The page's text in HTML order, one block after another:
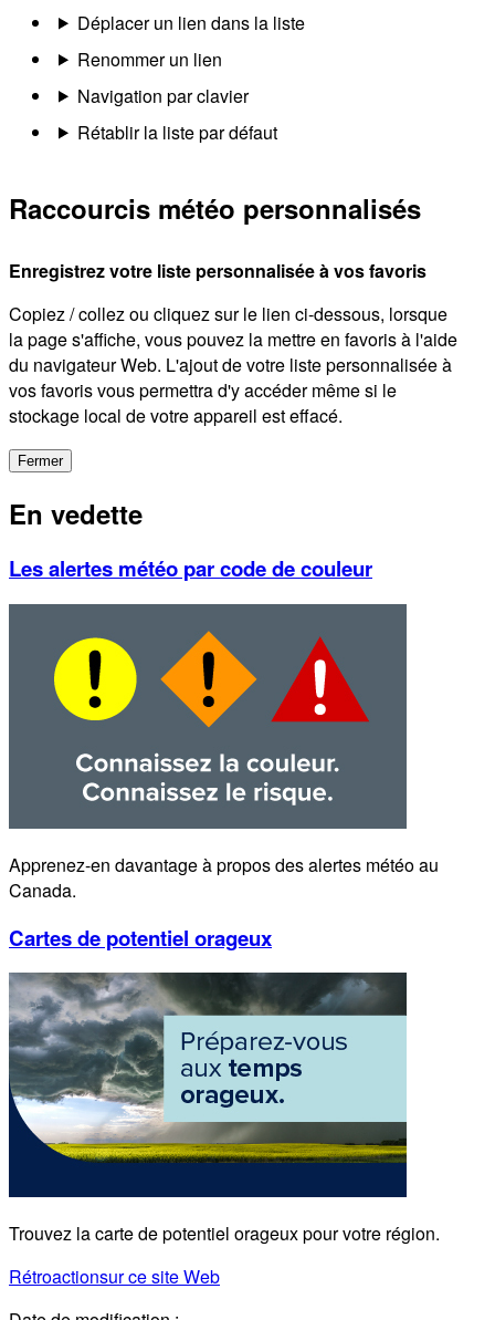
Déplacer un lien dans la liste
Renommer un lien
Navigation par clavier
Rétablir la liste par défaut
Raccourcis météo personnalisés
Enregistrez votre liste personnalisée à vos favoris
Copiez / collez ou cliquez sur le lien ci-dessous, lorsque
la page s'affiche, vous pouvez la mettre en favoris à l'aide
du navigateur Web. L'ajout de votre liste personnalisée à
vos favoris vous permettra d'y accéder même si le
stockage local de votre appareil est effacé.
Fermer
En vedette
Les alertes météo par code de couleur
Apprenez-en davantage à propos des alertes météo au
Canada.
Cartes de potentiel orageux
Trouvez la carte de potentiel orageux pour votre région.
Rétroactionsur ce site Web